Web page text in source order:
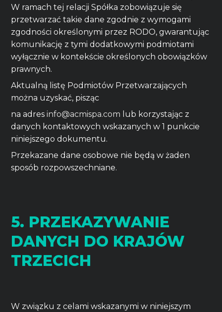
W ramach tej relacji Spółka zobowiązuje się
przetwarzać takie dane zgodnie z wymogami
zgodności określonymi przez RODO, gwarantując
komunikację z tymi dodatkowymi podmiotami
wyłącznie w kontekście określonych obowiązków
prawnych.
Aktualną listę Podmiotów Przetwarzających
można uzyskać, pisząc
na adresinfo@acmispa.com lub korzystając z
danych kontaktowych wskazanych w 1 punkcie
niniejszego dokumentu.
Przekazane dane osobowe nie będą w żaden
sposób rozpowszechniane.
5. PRZEKAZYWANIE
DANYCH DO KRAJÓW
TRZECICH
W związku z celami wskazanymi w niniejszym